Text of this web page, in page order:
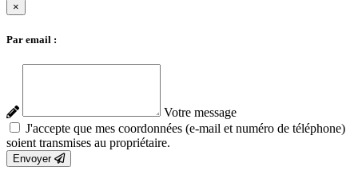
×
Par email :
Votre message
J'accepte que mes coordonnées (e-mail et numéro de téléphone)
soient transmises au propriétaire.
Envoyer